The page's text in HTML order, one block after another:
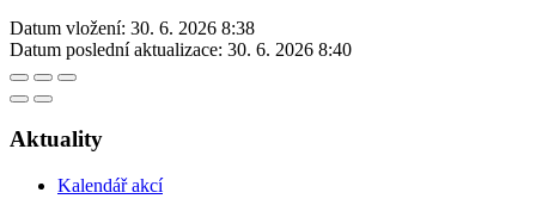
Datum vložení: 30. 6. 2026 8:38
Datum poslední aktualizace: 30. 6. 2026 8:40
Aktuality
Kalendář akcí